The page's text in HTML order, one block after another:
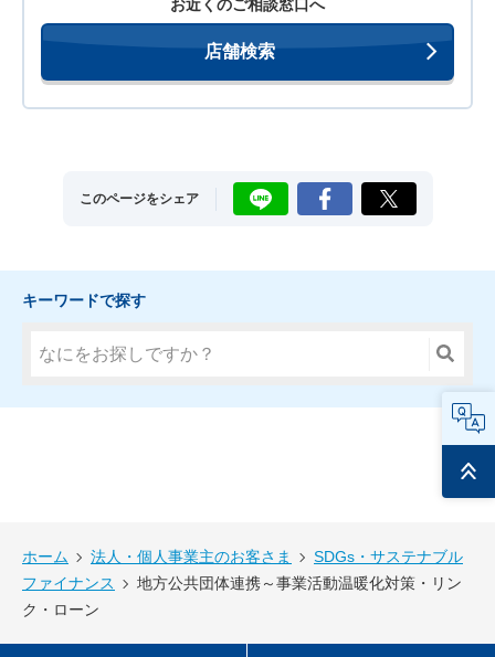
お近くのご相談窓口へ
店舗検索
このページをシェア LINE Facebook X
キーワードで探す
トップ
ホーム 法人・個人事業主のお客さま
SDGs・サステナブル
ファイナンス
地方公共団体連携～事業活動温暖化対策・リン
ク・ローン